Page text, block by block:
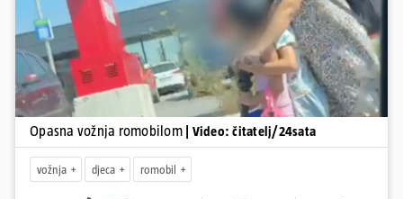
Opasna vožnja romobilom | Video: čitatelj/24sata
vožnja djeca romobil